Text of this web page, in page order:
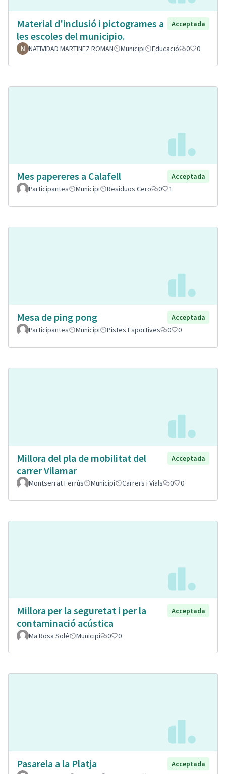
Material d'inclusió i pictogrames a
les escoles del municipio.
Acceptada
NATIVIDAD MARTINEZ ROMAN Municipi Educació 0 0
Mes papereres a Calafell
Acceptada
Participantes
Municipi Residuos Cero 0 1
Mesa de ping pong
Acceptada
Participantes
Municipi Pistes Esportives 0 0
Millora del pla de mobilitat del
carrer Vilamar
Acceptada
Montserrat Ferrús Municipi Carrers i Vials 0 0
Millora per la seguretat i per la
contaminació acústica
Acceptada
Ma Rosa Solé Municipi 0 0
Pasarela a la Platja
Acceptada